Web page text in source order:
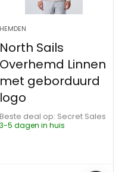
HEMDEN
North Sails
Overhemd Linnen
met geborduurd
logo
Beste deal op:
Secret Sales
3-5 dagen in huis